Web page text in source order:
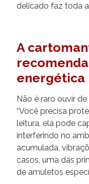
delicado faz toda
A
energética
Não é raro ouvir de
“Você precisa
leitura, ela pode
interferindo no
acumulada,
casos, uma das
de amuletos